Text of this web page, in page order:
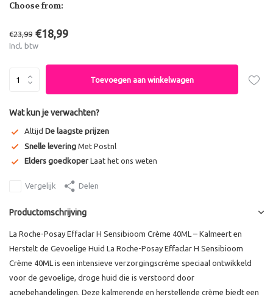
Choose from:
€23,99 €18,99
Incl. btw
Toevoegen aan winkelwagen
Wat kun je verwachten?
Altijd De laagste prijzen
Snelle levering Met Postnl
Elders goedkoper Laat het ons weten
Vergelijk Delen
Productomschrijving
La Roche-Posay Effaclar H Sensibioom Crème 40ML – Kalmeert en
Herstelt de Gevoelige Huid La Roche-Posay Effaclar H Sensibioom
Crème 40ML is een intensieve verzorgingscrème speciaal ontwikkeld
voor de gevoelige, droge huid die is verstoord door
acnebehandelingen. Deze kalmerende en herstellende crème biedt een